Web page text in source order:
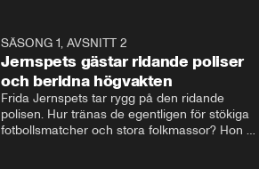
SÄSONG 1, AVSNITT 2
Jernspets gästar ridande poliser
och beridna högvakten
Frida Jernspets tar rygg på den ridande
polisen. Hur tränas de egentligen för stökiga
fotbollsmatcher och stora folkmassor? Hon